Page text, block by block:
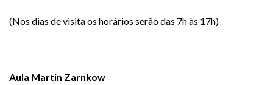
(Nos dias de visita os horários serão das 7h às 17h)
Aula Martin Zarnkow